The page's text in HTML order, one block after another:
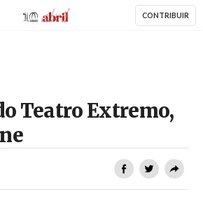
AbrilAbril CONTRIBUIR
Teatro Extremo,